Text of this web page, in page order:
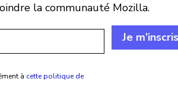
la communauté Mozilla.
à cette politique de
Je m’inscris